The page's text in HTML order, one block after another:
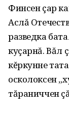
Финсен çар
Аслă
разведка
куçарнă. Вăл
кĕркунне
осколоксен
тăраниччен